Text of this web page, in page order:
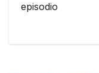
episodio